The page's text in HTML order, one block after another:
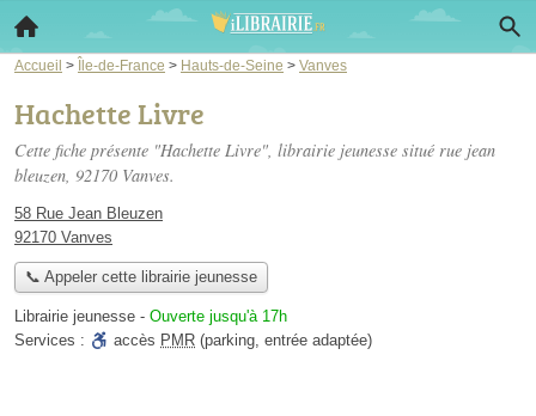
Accueil > Île-de-France > Hauts-de-Seine > Vanves
Hachette Livre
Cette fiche présente "Hachette Livre", librairie jeunesse situé rue jean
bleuzen, 92170 Vanves.
58 Rue Jean Bleuzen
92170 Vanves
📞 Appeler cette librairie jeunesse
Librairie jeunesse - Ouverte jusqu'à 17h
Services :
accès PMR (parking, entrée adaptée)